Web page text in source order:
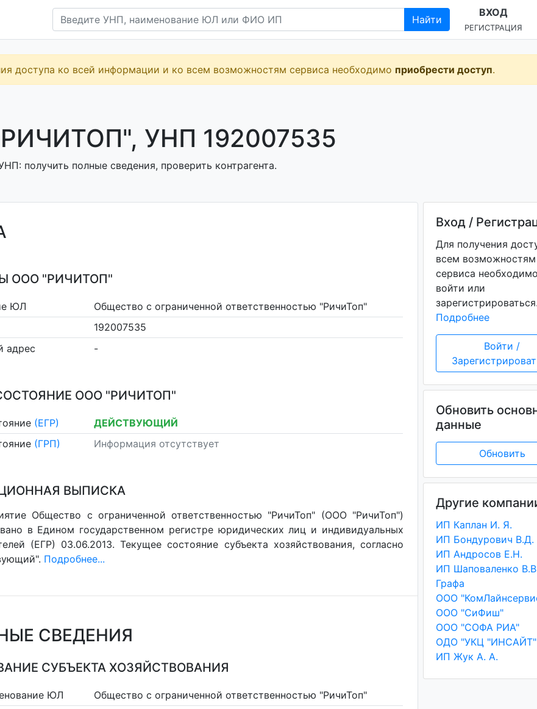
Найти
ВХОД
РЕГИСТРАЦИЯ
доступа ко всей информации и ко всем возможностям сервиса необходимо приобрести доступ.
УНП 192007535
получить полные сведения, проверить контрагента.
ООО "РИЧИТОП"
ЮЛ
Общество с ограниченной ответственностью "РичиТоп"
192007535
адрес
-
ООО "РИЧИТОП"
(ЕГР)
ДЕЙСТВУЮЩИЙ
(ГРП) Информация отсутствует
ВЫПИСКА
Общество с ограниченной ответственностью "РичиТоп" (ООО "РичиТоп")
в Едином государственном регистре юридических лиц и индивидуальных
(ЕГР) 03.06.2013. Текущее состояние субъекта хозяйствования, согласно
Подробнее...
СВЕДЕНИЯ
СУБЪЕКТА ХОЗЯЙСТВОВАНИЯ
ЮЛ
Общество с ограниченной ответственностью "РичиТоп"
Вход /
Для получения
всем возможностям
сервиса
войти или
Подробнее
Войти /
Обновить
данные
Обновить
Другие
ИП Каплан И. Я.
ИП Бондурович В.Д.
ИП Андросов Е.Н.
ИП Шаповаленко
Графа
ООО
ООО "СиФиш"
ООО "СОФА РИА"
ОДО "УКЦ "ИНСАЙТ"
ИП Жук А. А.